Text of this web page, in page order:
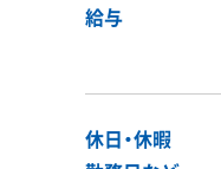
給与
休日・休暇